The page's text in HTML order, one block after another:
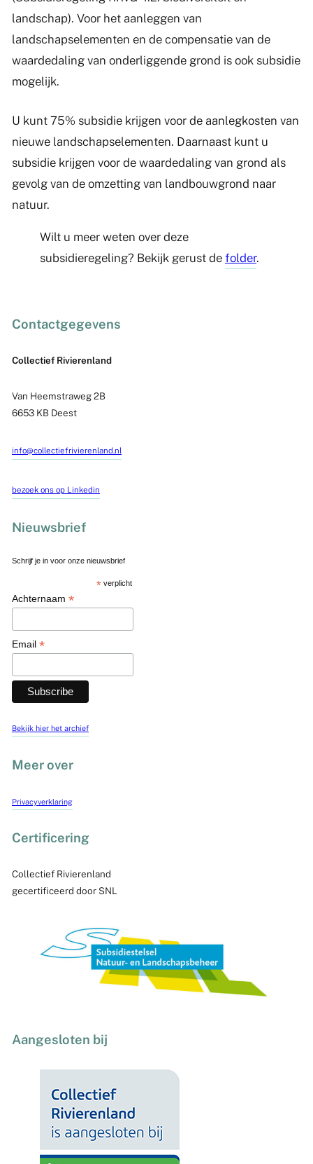
landschap). Voor het aanleggen van
landschapselementen en de compensatie van de
waardedaling van onderliggende grond is ook subsidie
mogelijk.
U kunt 75% subsidie krijgen voor de aanlegkosten van
nieuwe landschapselementen. Daarnaast kunt u
subsidie krijgen voor de waardedaling van grond als
gevolg van de omzetting van landbouwgrond naar
natuur.
Wilt u meer weten over deze
subsidieregeling? Bekijk gerust de folder.
Contactgegevens
Collectief Rivierenland
Van Heemstraweg 2B
6653 KB Deest
info@collectiefrivierenland.nl
bezoek ons op Linkedin
Nieuwsbrief
Schrijf je in voor onze nieuwsbrief
*verplicht
Achternaam *
Email *
Bekijk hier het archief
Meer over
Privacyverklaring
Certificering
Collectief Rivierenland
gecertificeerd door SNL
Aangesloten bij